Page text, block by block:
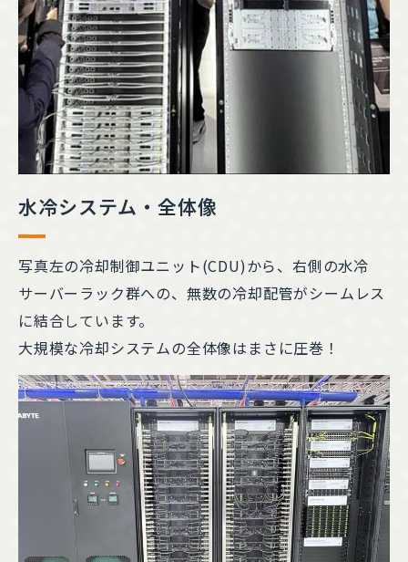
水冷システム・全体像
写真左の冷却制御ユニット(CDU)から、右側の水冷
サーバーラック群への、無数の冷却配管がシームレス
に結合しています。
大規模な冷却システムの全体像はまさに圧巻！